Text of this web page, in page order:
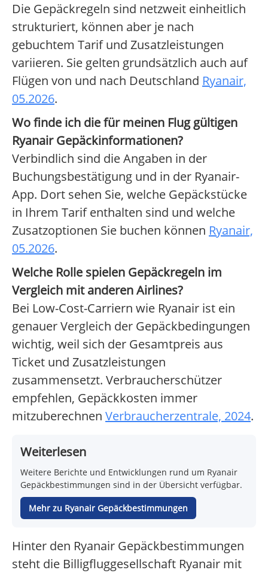
Die Gepäckregeln sind netzweit einheitlich
strukturiert, können aber je nach
gebuchtem Tarif und Zusatzleistungen
variieren. Sie gelten grundsätzlich auch auf
Flügen von und nach Deutschland Ryanair,
05.2026.
Wo finde ich die für meinen Flug gültigen
Ryanair Gepäckinformationen?
Verbindlich sind die Angaben in der
Buchungsbestätigung und in der Ryanair-
App. Dort sehen Sie, welche Gepäckstücke
in Ihrem Tarif enthalten sind und welche
Zusatzoptionen Sie buchen können Ryanair,
05.2026.
Welche Rolle spielen Gepäckregeln im
Vergleich mit anderen Airlines?
Bei Low-Cost-Carriern wie Ryanair ist ein
genauer Vergleich der Gepäckbedingungen
wichtig, weil sich der Gesamtpreis aus
Ticket und Zusatzleistungen
zusammensetzt. Verbraucherschützer
empfehlen, Gepäckkosten immer
mitzuberechnen Verbraucherzentrale, 2024.
Weiterlesen
Weitere Berichte und Entwicklungen rund um Ryanair
Gepäckbestimmungen sind in der Übersicht verfügbar.
Mehr zu Ryanair Gepäckbestimmungen
Hinter den Ryanair Gepäckbestimmungen
steht die Billigfluggesellschaft Ryanair mit